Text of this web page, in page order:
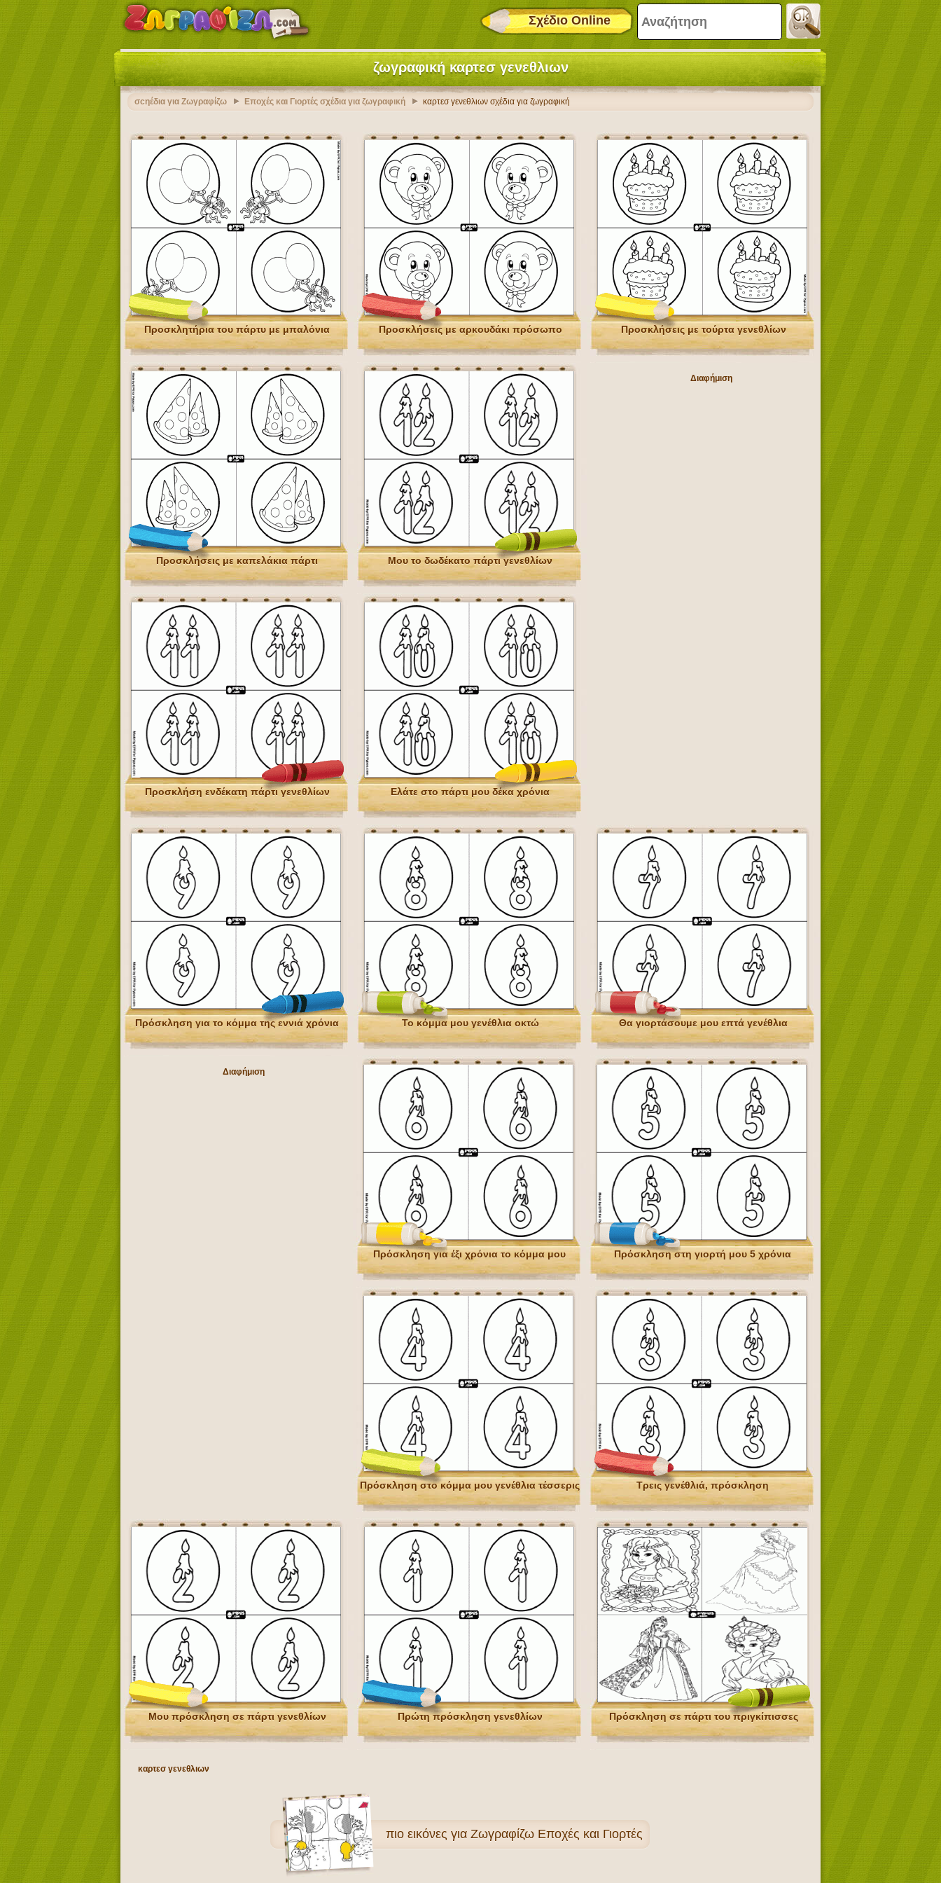
Σχέδιο Online
ζωγραφική καρτεσ γενεθλιων
σcηέδια για Ζωγραφίζω Εποχές και Γιορτές σχέδια για ζωγραφική καρτεσ γενεθλιων σχέδια για ζωγραφική
Προσκλητήρια του πάρτυ με μπαλόνια Προσκλήσεις με αρκουδάκι πρόσωπο Προσκλήσεις με τούρτα γενεθλίων
Προσκλήσεις με καπελάκια πάρτι Μου το δωδέκατο πάρτι γενεθλίων
Διαφήμιση
Προσκλήση ενδέκατη πάρτι γενεθλίων Ελάτε στο πάρτι μου δέκα χρόνια
Πρόσκληση για το κόμμα της εννιά χρόνια Το κόμμα μου γενέθλια οκτώ Θα γιορτάσουμε μου επτά γενέθλια
Διαφήμιση
Πρόσκληση για έξι χρόνια το κόμμα μου Πρόσκληση στη γιορτή μου 5 χρόνια
Πρόσκληση στο κόμμα μου γενέθλια τέσσερις Τρεις γενέθλιά, πρόσκληση
Μου πρόσκληση σε πάρτι γενεθλίων Πρώτη πρόσκληση γενεθλίων Πρόσκληση σε πάρτι του πριγκίπισσες
καρτεσ γενεθλιων
πιο εικόνες για Ζωγραφίζω Εποχές και Γιορτές